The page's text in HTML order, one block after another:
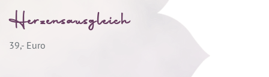
Herzensausgleich
39,- Euro